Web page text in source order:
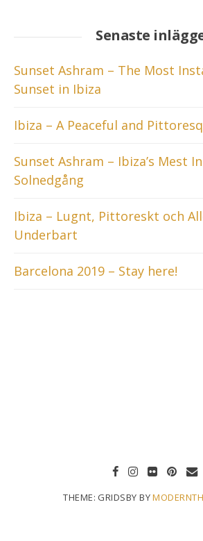
Senaste
Sunset Ashram – The Most
Sunset in Ibiza
Ibiza – A Peaceful and
Sunset Ashram – Ibiza’s Mest
Solnedgång
Ibiza – Lugnt, Pittoreskt och
Underbart
Barcelona 2019 – Stay here!
THEME: GRIDSBY BY